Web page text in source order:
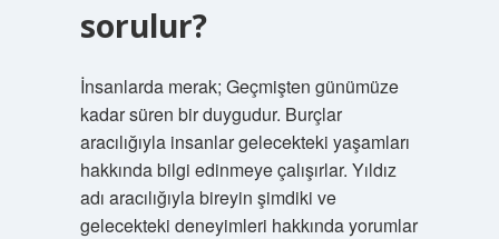
sorulur?
İnsanlarda merak; Geçmişten günümüze
kadar süren bir duygudur. Burçlar
aracılığıyla insanlar gelecekteki yaşamları
hakkında bilgi edinmeye çalışırlar. Yıldız
adı aracılığıyla bireyin şimdiki ve
gelecekteki deneyimleri hakkında yorumlar